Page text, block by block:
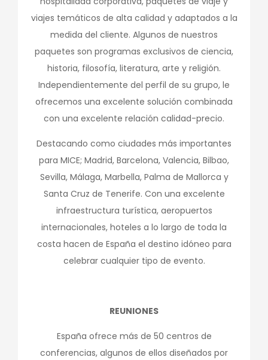
viajes temáticos de alta calidad y adaptados a la
medida del cliente. Algunos de nuestros
paquetes son programas exclusivos de ciencia,
historia, filosofía, literatura, arte y religión.
Independientemente del perfil de su grupo, le
ofrecemos una excelente solución combinada
con una excelente relación calidad-precio.
Destacando como ciudades más importantes
para MICE; Madrid, Barcelona, Valencia, Bilbao,
Sevilla, Málaga, Marbella, Palma de Mallorca y
Santa Cruz de Tenerife. Con una excelente
infraestructura turística, aeropuertos
internacionales, hoteles a lo largo de toda la
costa hacen de España el destino idóneo para
celebrar cualquier tipo de evento.
REUNIONES
España ofrece más de 50 centros de
conferencias, algunos de ellos diseñados por